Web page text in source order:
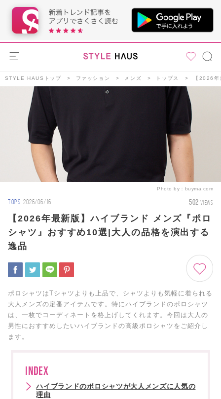
STYLE HAUSトップ ファッション メンズ トップス 【2026
Photo by： buyma.com
TOPS 2026/06/16 502 VIEWS
【2026年最新版】ハイブランド メンズ『ポロ
シャツ』おすすめ10選|大人の品格を演出する
逸品
ポロシャツはTシャツよりも上品で、シャツよりも気軽に着られる
大人メンズの定番アイテムです。特にハイブランドのポロシャツ
は、一枚でコーディネートを格上げしてくれます。今回は大人の
男性におすすめしたいハイブランドの高級ポロシャツをご紹介し
ます。
INDEX
ハイブランドのポロシャツが大人メンズに人気の
理由